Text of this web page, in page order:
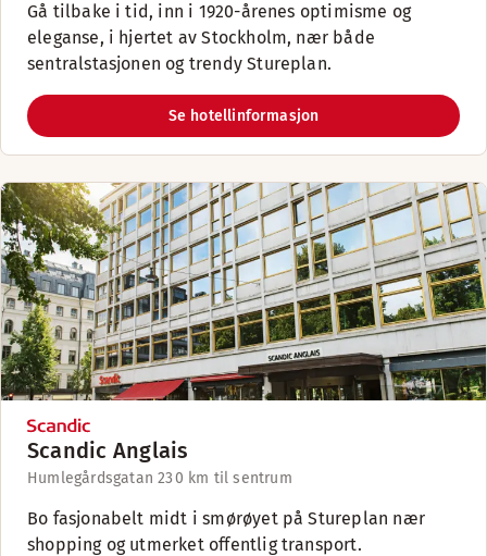
Gå tilbake i tid, inn i 1920-årenes optimisme og
eleganse, i hjertet av Stockholm, nær både
sentralstasjonen og trendy Stureplan.
Se hotellinformasjon
Scandic Anglais
Humlegårdsgatan 230 km til sentrum
Bo fasjonabelt midt i smørøyet på Stureplan nær
shopping og utmerket offentlig transport.